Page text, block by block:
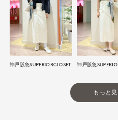
神戸阪急SUPERIORCLOSET 神戸阪急
もっと見